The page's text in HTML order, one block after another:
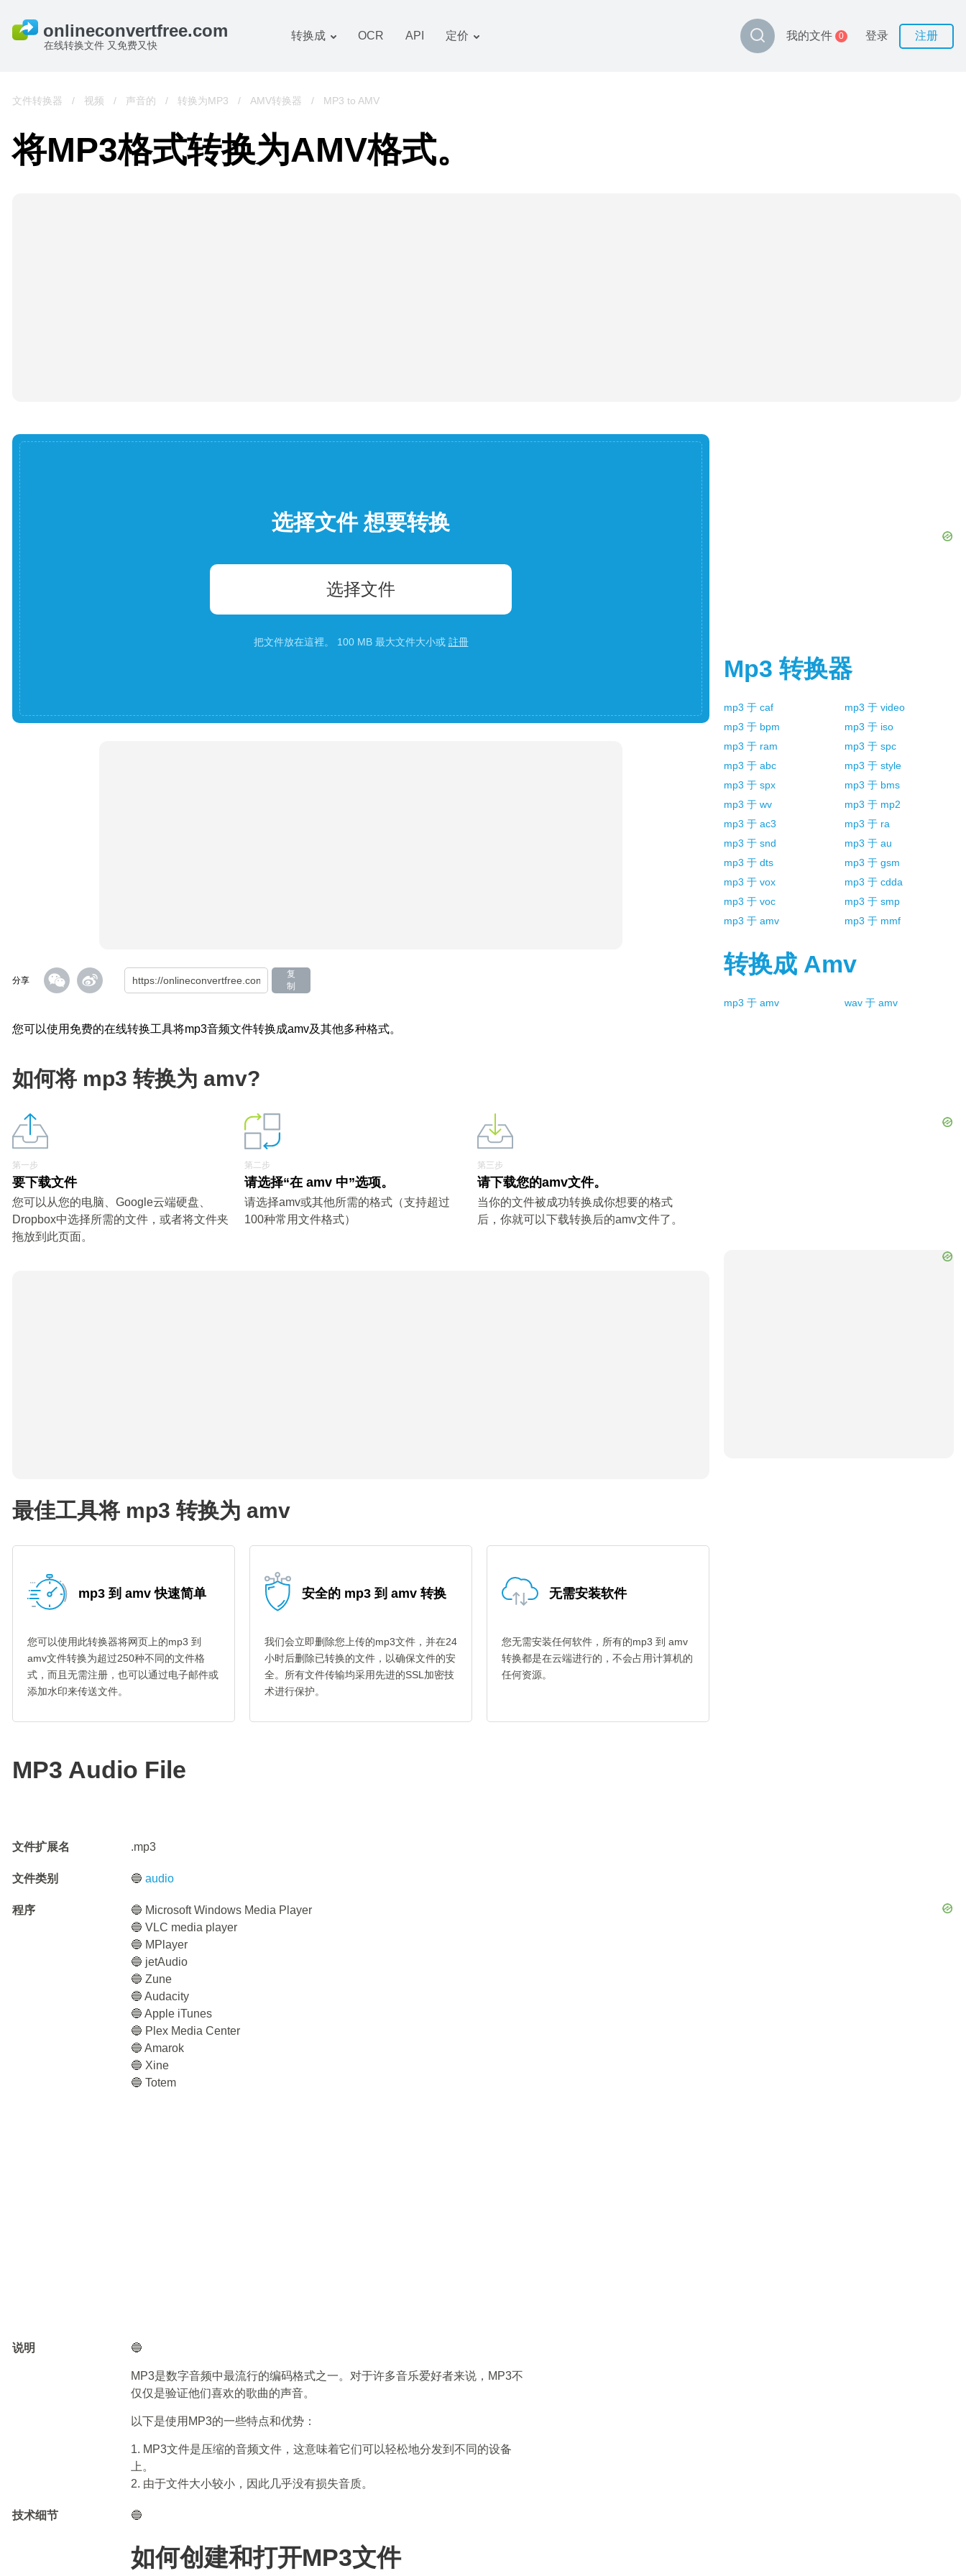
在线转换文件 又免费又快
转换成
图像 转换器
书籍 转换器
OCR API 定价 我的文件 0 登录 注册
文件转换器 / 视频 / 声音的 / 转换为MP3 / AMV转换器 / MP3 to AMV
将MP3格式转换为AMV格式。
选择文件 想要转换
选择文件
把文件放在這裡。 100 MB 最大文件大小或 註冊
分享
复
制
您可以使用免费的在线转换工具将mp3音频文件转换成amv及其他多种格式。
如何将 mp3 转换为 amv?
第一步
要下载文件
您可以从您的电脑、Google云端硬盘、
Dropbox中选择所需的文件，或者将文件夹
拖放到此页面。
第二步
请选择“在 amv 中”选项。
请选择amv或其他所需的格式（支持超过
100种常用文件格式）
第三步
请下载您的amv文件。
当你的文件被成功转换成你想要的格式
后，你就可以下载转换后的amv文件了。
最佳工具将 mp3 转换为 amv
mp3 到 amv 快速简单
您可以使用此转换器将网页上的mp3 到
amv文件转换为超过250种不同的文件格
式，而且无需注册，也可以通过电子邮件或
添加水印来传送文件。
安全的 mp3 到 amv 转换
我们会立即删除您上传的mp3文件，并在24
小时后删除已转换的文件，以确保文件的安
全。所有文件传输均采用先进的SSL加密技
术进行保护。
无需安装软件
您无需安装任何软件，所有的mp3 到 amv
转换都是在云端进行的，不会占用计算机的
任何资源。
MP3 Audio File
文件扩展名 .mp3
文件类别 🔵audio
程序
🔵 Microsoft Windows Media Player
🔵 VLC media player
🔵 MPlayer
🔵 jetAudio
🔵 Zune
🔵 Audacity
🔵 Apple iTunes
🔵 Plex Media Center
🔵 Amarok
🔵 Xine
🔵 Totem
说明 🔵
MP3是数字音频中最流行的编码格式之一。对于许多音乐爱好者来说，MP3不
仅仅是验证他们喜欢的歌曲的声音。
以下是使用MP3的一些特点和优势：
1. MP3文件是压缩的音频文件，这意味着它们可以轻松地分发到不同的设备
上。
2. 由于文件大小较小，因此几乎没有损失音质。
技术细节 🔵
如何创建和打开MP3文件
Mp3 转换器
mp3 于 caf mp3 于 video
mp3 于 bpm mp3 于 iso
mp3 于 ram mp3 于 spc
mp3 于 abc mp3 于 style
mp3 于 spx mp3 于 bms
mp3 于 wv mp3 于 mp2
mp3 于 ac3 mp3 于 ra
mp3 于 snd mp3 于 au
mp3 于 dts mp3 于 gsm
mp3 于 vox mp3 于 cdda
mp3 于 voc mp3 于 smp
mp3 于 amv mp3 于 mmf
转换成 Amv
mp3 于 amv wav 于 amv